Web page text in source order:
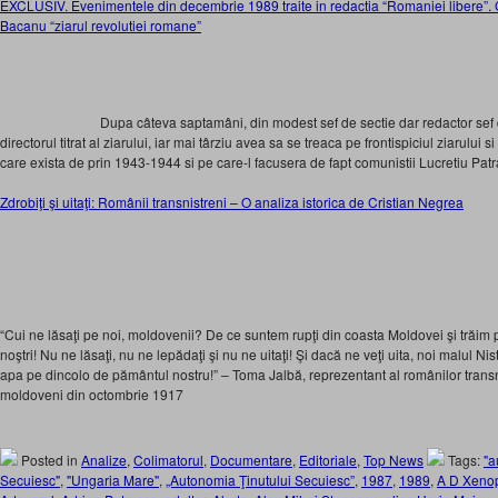
EXCLUSIV. Evenimentele din decembrie 1989 traite in redactia “Romaniei
Bacanu “ziarul revolutiei romane”
Dupa câteva saptamâni, din modest sef de sectie dar redactor
directorul titrat al ziarului, iar mai târziu avea sa se treaca pe frontispiciul ziarului si
care exista de prin 1943-1944 si pe care-l facusera de fapt comunistii Lucretiu
Zdrobiţi şi uitaţi: Românii transnistreni – O analiza istorica de Cristian Negrea
“Cui ne lăsaţi pe noi, moldovenii? De ce suntem rupţi din coasta Moldovei şi
noştri! Nu ne lăsaţi, nu ne lepădaţi şi nu ne uitaţi! Şi dacă ne veţi uita, noi malul
apa pe dincolo de pământul nostru!” – Toma Jalbă, reprezentant al românilor
moldoveni din octombrie 1917
Posted in Analize, Colimatorul, Documentare, Editoriale, Top News Tags:
Secuiesc", "Ungaria Mare", „Autonomia Ţinutului Secuiesc”, 1987, 1989, A D